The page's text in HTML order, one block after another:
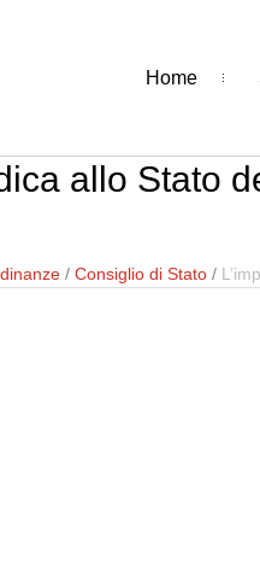
Home
allo Stato
/ Consiglio di Stato /